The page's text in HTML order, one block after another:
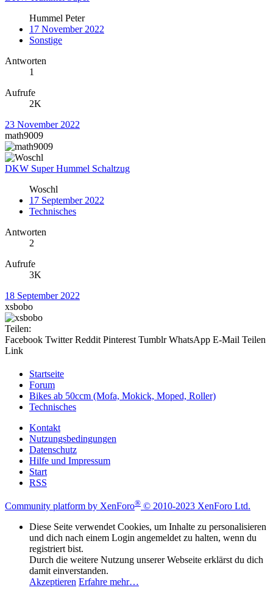
Hummel Peter
17 November 2022
Sonstige
Antworten
1
Aufrufe
2K
23 November 2022
math9009
DKW Super Hummel Schaltzug
Woschl
17 September 2022
Technisches
Antworten
2
Aufrufe
3K
18 September 2022
xsbobo
Teilen:
Facebook Twitter Reddit Pinterest Tumblr WhatsApp E-Mail Teilen
Link
Startseite
Forum
Bikes ab 50ccm (Mofa, Mokick, Moped, Roller)
Technisches
Kontakt
Nutzungsbedingungen
Datenschutz
Hilfe und Impressum
Start
RSS
Community platform by XenForo® © 2010-2023 XenForo Ltd.
Diese Seite verwendet Cookies, um Inhalte zu personalisieren
und dich nach einem Login angemeldet zu halten, wenn du
registriert bist.
Durch die weitere Nutzung unserer Webseite erklärst du dich
damit einverstanden.
Akzeptieren Erfahre mehr…